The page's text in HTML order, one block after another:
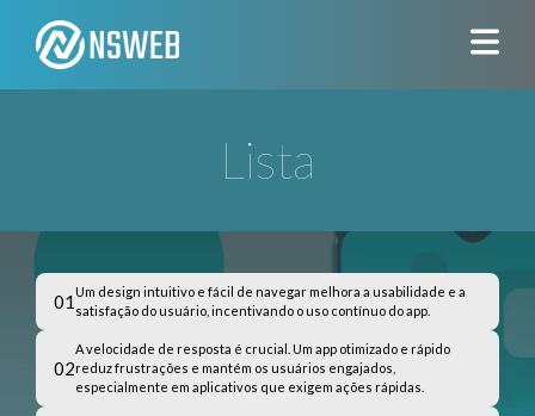
Lista
01 Um design intuitivo e fácil de navegar melhora a usabilidade e a
satisfação do usuário, incentivando o uso contínuo do app.
02
A velocidade de resposta é crucial. Um app otimizado e rápido
reduz frustrações e mantém os usuários engajados,
especialmente em aplicativos que exigem ações rápidas.